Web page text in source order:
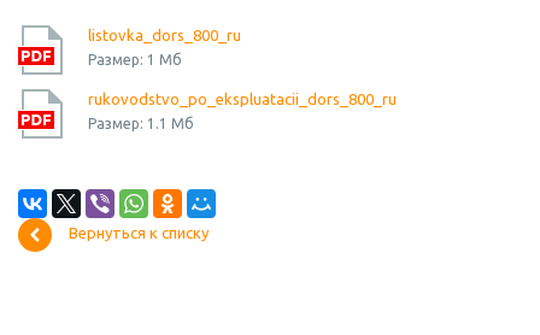
listovka_dors_800_ru
Размер: 1 Мб
rukovodstvo_po_ekspluatacii_dors_800_ru
Размер: 1.1 Мб
Вернуться к списку